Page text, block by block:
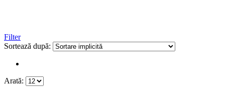
Filter
Sortează după:
Arată: